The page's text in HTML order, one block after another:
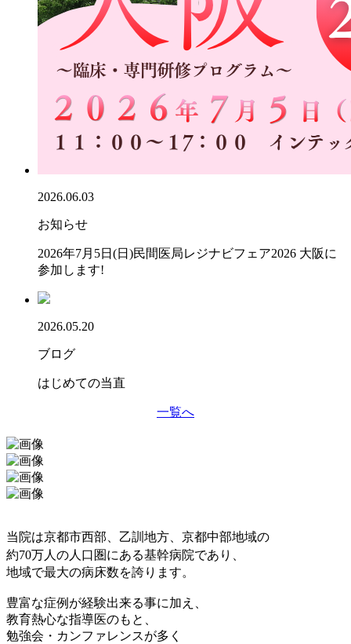
2026.06.03
お知らせ
2026年7月5日(日)民間医局レジナビフェア2026 大阪に
参加します!
2026.05.20
ブログ
はじめての当直
一覧へ
当院は京都市西部、乙訓地方、京都中部地域の
約70万人の人口圏にある基幹病院であり、
地域で最大の病床数を誇ります。
豊富な症例が経験出来る事に加え、
教育熱心な指導医のもと、
勉強会・カンファレンスが多く